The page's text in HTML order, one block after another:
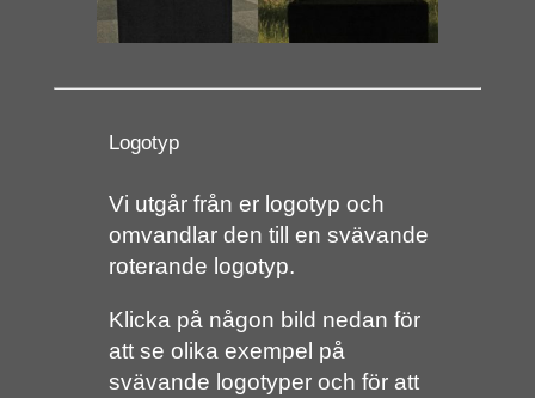
Logotyp
Vi utgår från er logotyp och
omvandlar den till en svävande
roterande logotyp.
Klicka på någon bild nedan för
att se olika exempel på
svävande logotyper och för att